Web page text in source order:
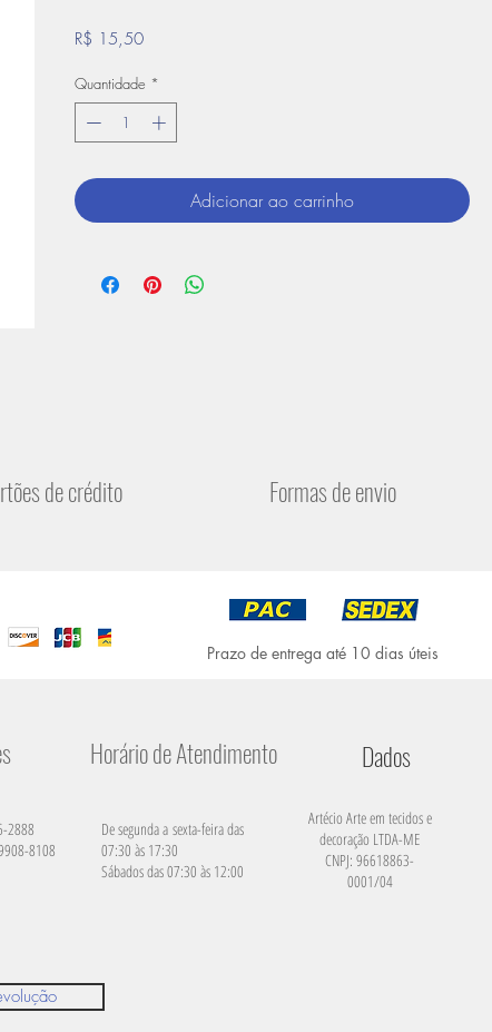
R$ 15,50Preço
Quantidade *
Adicionar ao carrinho
de crédito Formas de envio
Prazo de entrega até 10 dias úteis
Horário de Atendimento Dados
2888
8108
De segunda a sexta-feira das
07:30 às 17:30
Sábados das 07:30 às 12:00
Artécio Arte em tecidos e
decoração LTDA-ME
CNPJ: 96618863-
0001/04